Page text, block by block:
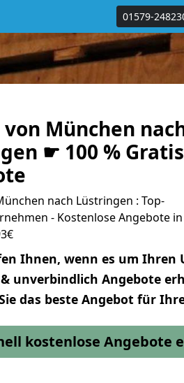
01579-
München
☛ 100 %
nach Lüstringen : Top-
- Kostenlose Angebote
Ihnen, wenn es um Ihren
unverbindlich Angebote
das beste Angebot für
kostenlose Angebote